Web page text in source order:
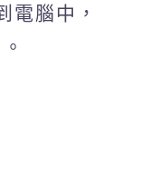
電腦中，